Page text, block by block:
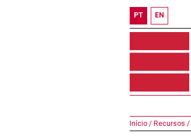
PT EN
Início / Recursos /